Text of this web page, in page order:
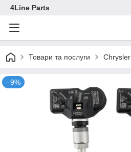
4Line Parts
Товари та послуги Chrysler
–9%